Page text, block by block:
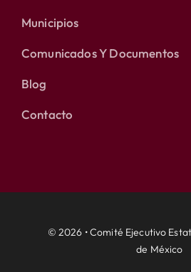
Municipios
Comunicados Y Documentos
Blog
Contacto
© 2026 • Comité Ejecutivo
de México